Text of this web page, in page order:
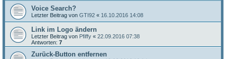
Voice Search?
Letzter Beitrag von GTI92 « 16.10.2016 14:08
Link im Logo ändern
Letzter Beitrag von Pfiffy « 22.09.2016 07:38
Antworten: 7
Zurück-Button entfernen